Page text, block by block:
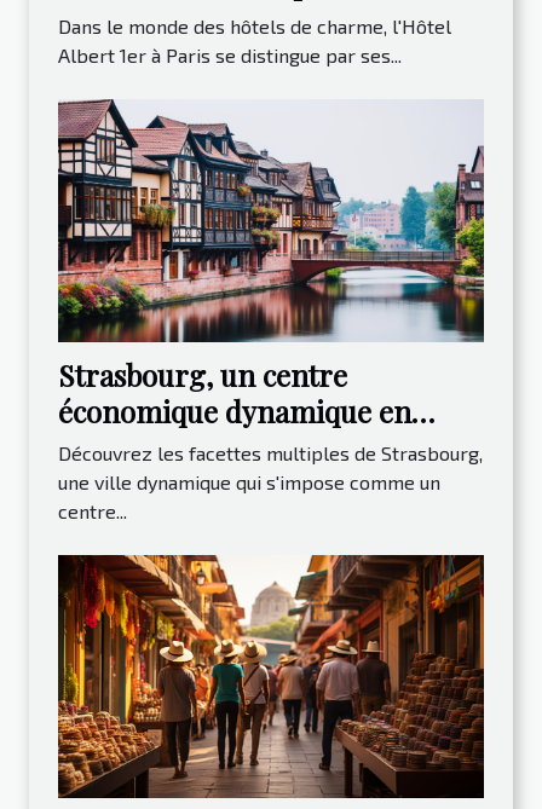
distinguent
Dans le monde des hôtels de charme, l'Hôtel
Albert 1er à Paris se distingue par ses...
Strasbourg, un centre
économique dynamique en
Europe
Découvrez les facettes multiples de Strasbourg,
une ville dynamique qui s'impose comme un
centre...